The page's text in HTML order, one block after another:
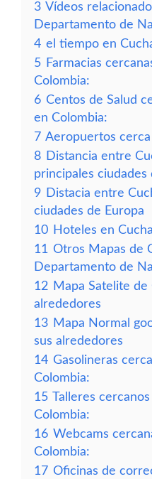
3 Vídeos
Departamento de
4 el tiempo en
5 Farmacias
Colombia:
6 Centos de Salud
en Colombia:
7 Aeropuertos
8 Distancia entre
principales ciudades
9 Distacia entre
ciudades de Europa
10 Hoteles en
11 Otros Mapas de
Departamento de
12 Mapa Satelite de
alrededores
13 Mapa Normal
sus alrededores
14 Gasolineras
Colombia:
15 Talleres
Colombia:
16 Webcams
Colombia:
17 Oficinas de